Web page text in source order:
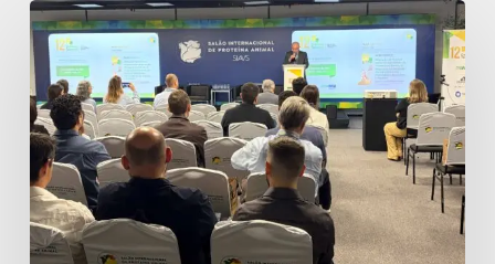
12º
Diálogo
Técnico
debate
eficiência
nutricional
e
avanços